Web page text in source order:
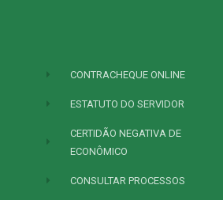
CONTRACHEQUE ONLINE
ESTATUTO DO SERVIDOR
CERTIDÃO NEGATIVA DE
ECONÔMICO
CONSULTAR PROCESSOS